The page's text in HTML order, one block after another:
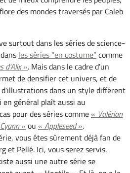
des mondes traversés par Caleb
surtout dans les séries de science-
les séries “en costume” comme
d'Alix». Mais dans le cadre d'un
de densifier cet univers, et de
d'illustrations dans un style différent
général plaît aussi au
pour des séries comme« Valérian
» ou « Appleseed».
vous êtes sûrement déjà fan de
et Pellé. Ici, vous serez servis.
aussi une autre série se